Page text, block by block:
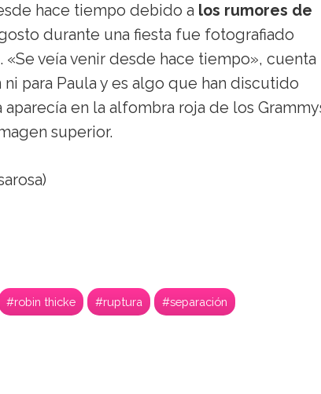
hace tiempo debido a los rumores de
durante una fiesta fue fotografiado
veía venir desde hace tiempo», cuenta
para Paula y es algo que han discutido
en la alfombra roja de los
superior.
#robin thicke #ruptura #separación